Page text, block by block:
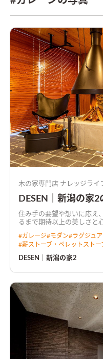
木の家専門店 ナレッジライ
DESEN｜新潟の家
住み手の要望や想いに応え
るまで期待以上の美しさと
ン）」。そのコンセプトモ
ジデッセン）をご覧頂き、ご共感
多彩な表情を見せてくれる
ながりのある空間になるよ
#ガレージ#モダン#ラグジュ
#薪ストーブ・ペレットストー
DESEN｜新潟の家2